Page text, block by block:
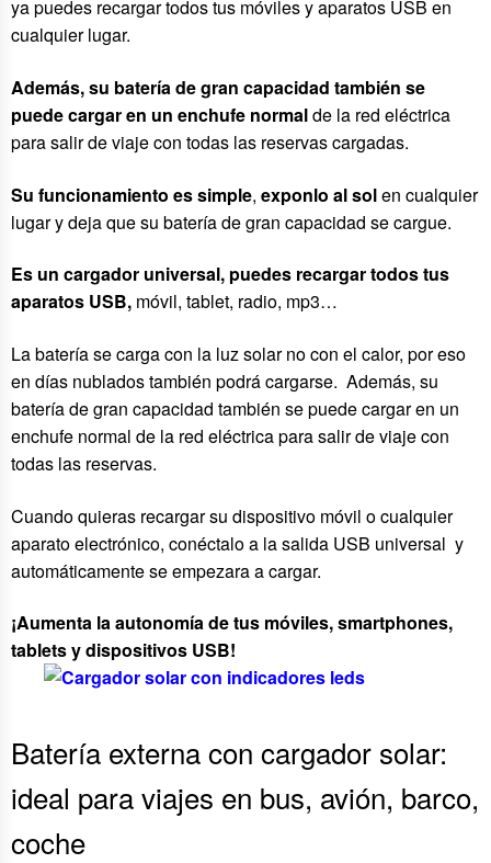
ya puedes recargar todos tus móviles y aparatos USB en
cualquier lugar.
Además, su batería de gran capacidad también se
puede cargar en un enchufe normalde la red eléctrica
para salir de viaje con todas las reservas cargadas.
Su funcionamiento es simple, exponlo al solen cualquier
lugar y deja que su batería de gran capacidad se cargue.
Es un cargador universal, puedes recargar todos tus
aparatos USB, móvil, tablet, radio, mp3…
La batería se carga con la luz solar no con el calor, por eso
en días nublados también podrá cargarse. Además, su
batería de gran capacidad también se puede cargar en un
enchufe normal de la red eléctrica para salir de viaje con
todas las reservas.
Cuando quieras recargar su dispositivo móvil o cualquier
aparato electrónico, conéctalo a la salida USB universal y
automáticamente se empezara a cargar.
¡Aumenta la autonomía de tus móviles, smartphones,
tablets y dispositivos USB!
Batería externa con cargador solar:
ideal para viajes en bus, avión, barco,
coche